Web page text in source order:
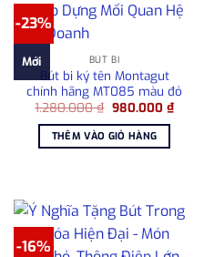
-23%
Mới BÚT BI
Bút bi ký tên Montagut
chính hãng MT085 màu đỏ
1.280.000₫ Giá
là:
1.280.000 ₫.
980.000 ₫Giá
hiện
THÊM VÀO GIỎ HÀNG
-16%